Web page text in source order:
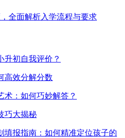
全面解析入学流程与要求
升初自我评价？
高效分解分数
术：如何巧妙解答？
巧大揭秘
填报指南：如何精准定位孩子的